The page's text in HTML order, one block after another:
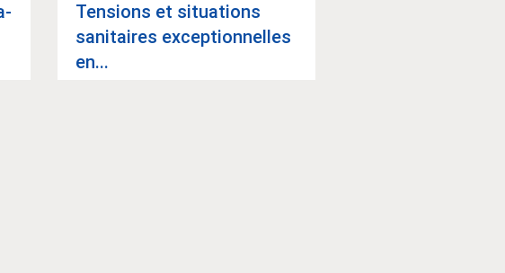
Ten­sions et situa­tions
sani­taires excep­tion­nelles
en...